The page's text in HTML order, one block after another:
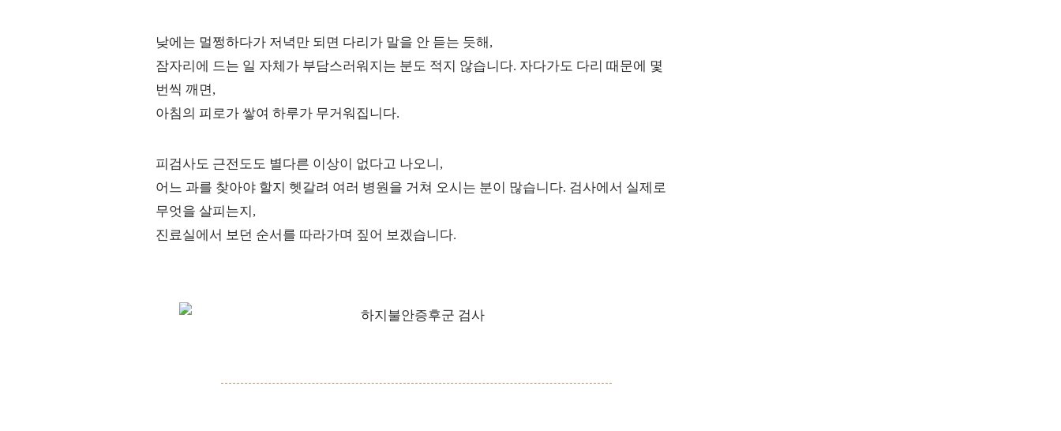
낮에는 멀쩡하다가 저녁만 되면 다리가 말을 안 듣는 듯해,
잠자리에 드는 일 자체가 부담스러워지는 분도 적지 않습니다. 자다가도 다리 때문에 몇
번씩 깨면,
아침의 피로가 쌓여 하루가 무거워집니다.
피검사도 근전도도 별다른 이상이 없다고 나오니,
어느 과를 찾아야 할지 헷갈려 여러 병원을 거쳐 오시는 분이 많습니다. 검사에서 실제로
무엇을 살피는지,
진료실에서 보던 순서를 따라가며 짚어 보겠습니다.